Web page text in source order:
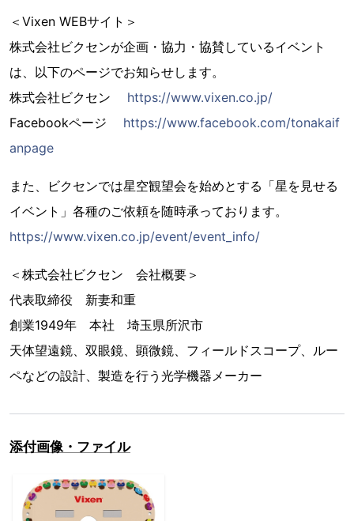
＜Vixen WEBサイト＞
株式会社ビクセンが企画・協力・協賛しているイベント
は、以下のページでお知らせします。
株式会社ビクセン https://www.vixen.co.jp/
Facebookページ https://www.facebook.com/tonakaif
anpage
また、ビクセンでは星空観望会を始めとする「星を見せる
イベント」各種のご依頼を随時承っております。
https://www.vixen.co.jp/event/event_info/
＜株式会社ビクセン 会社概要＞
代表取締役 新妻和重
創業1949年 本社 埼玉県所沢市
天体望遠鏡、双眼鏡、顕微鏡、フィールドスコープ、ルー
ペなどの設計、製造を行う光学機器メーカー
添付画像・ファイル